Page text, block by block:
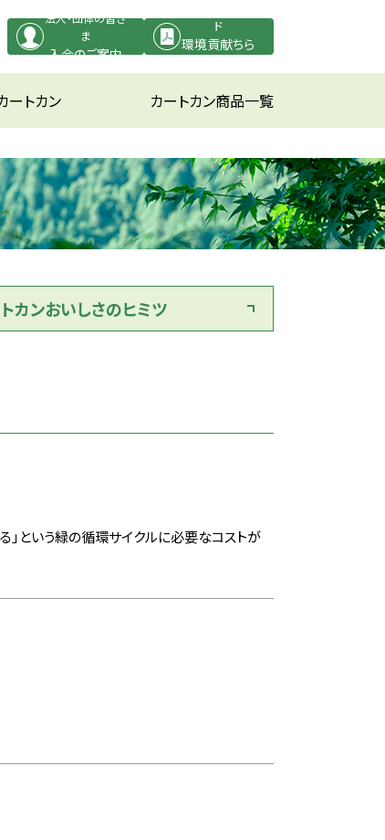
法人・団体の皆さ
ま
入会のご案内
ド
環境貢献ちら
ートカン カートカン商品一覧
カンおいしさのヒミツ
」という緑の循環サイクルに必要なコストが